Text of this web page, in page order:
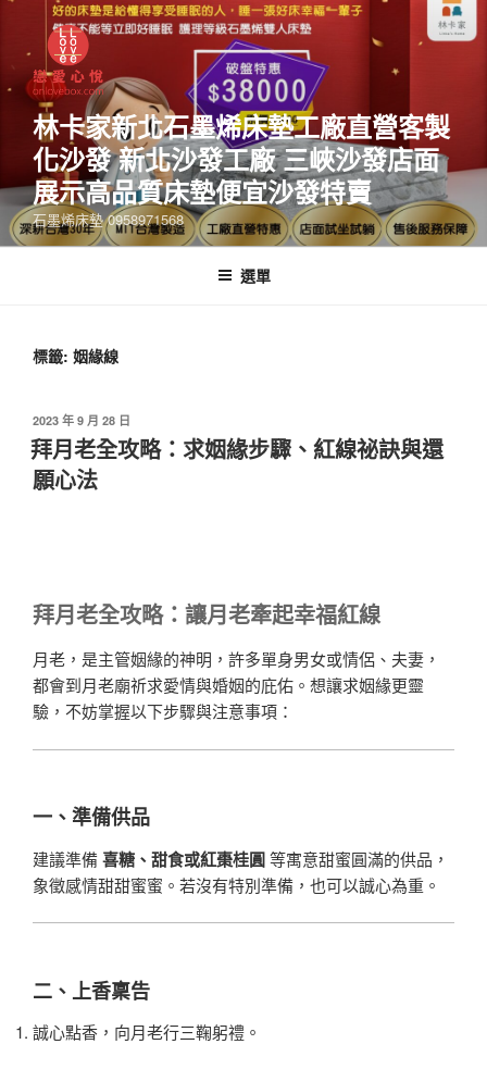
林卡家新北石墨烯床墊工廠直營客製
化沙發 新北沙發工廠 三峽沙發店面
展示高品質床墊便宜沙發特賣
石墨烯床墊 0958971568
選單
標籤: 姻緣線
2023 年 9 月 28 日
拜月老全攻略：求姻緣步驟、紅線祕訣與還
願心法
拜月老全攻略：讓月老牽起幸福紅線
月老，是主管姻緣的神明，許多單身男女或情侶、夫妻，
都會到月老廟祈求愛情與婚姻的庇佑。想讓求姻緣更靈
驗，不妨掌握以下步驟與注意事項：
一、準備供品
建議準備喜糖、甜食或紅棗桂圓等寓意甜蜜圓滿的供品，
象徵感情甜甜蜜蜜。若沒有特別準備，也可以誠心為重。
二、上香稟告
誠心點香，向月老行三鞠躬禮。